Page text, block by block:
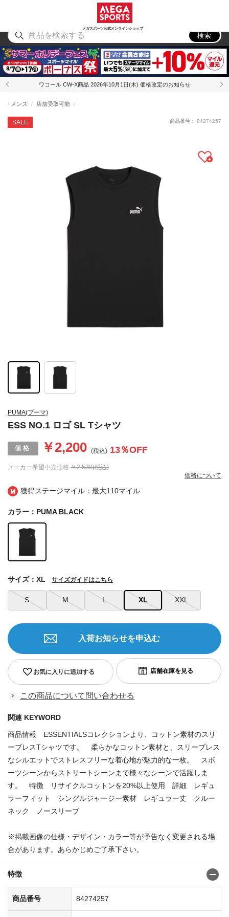
メガスポーツ公式オンラインショップ
アウトドア
検索
ワコール CW-X商品 2026年10月1日(木) 価格改定のお知らせ
獲得ステージマイル：最大110マイル
PUMA(プーマ)
ESS NO.1 ロゴ SL Tシャツ
SALE
メンズ 店舗受取可能
メーカー希望小売価格 ￥2,530(税込)
￥2,200 (税込) 13％OFF
価格について
商品番号： 84274257
カラー：PUMA BLACK
S M L XL XXL
サイズ：XL サイズガイドはこちら
お気に入りに追加する
入荷お知らせを申込む
この商品について問い合わせる
関連 KEYWORD
商品情報 ESSENTIALSコレクションより、コットン素材のスリ
ーブレスTシャツです。 柔らかなコットン素材と、スリーブレス
なシルエットでストレスフリーな着心地が魅力的な一枚。 スポ
ーツシーンからストリートシーンまで様々なシーンで活躍しま
す。 特徴 リサイクルコットンを20%以上使用 詳細 レギュ
ラーフィット シングルジャージー素材 レギュラー丈 クルー
ネック ノースリーブ
※掲載画像の仕様・デザイン・カラー等が予告なく変更される場
合があります。あらかじめご了承下さい。
特徴
商品番号 84274257